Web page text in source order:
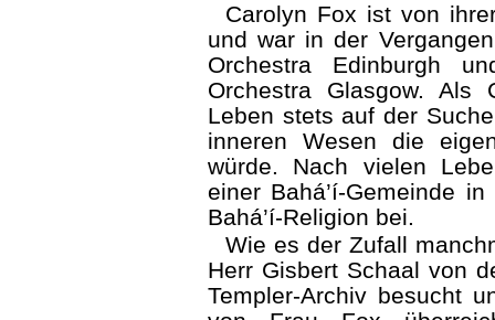
Carolyn Fox ist von
und war in der
Orchestra Edinburgh
Orchestra Glasgow.
Leben stets auf der
inneren Wesen die
würde. Nach vielen
einer Bahá’í-Gemeinde
Bahá’í-Religion bei.
Wie es der Zufall
Herr Gisbert Schaal von
Templer-Archiv besucht